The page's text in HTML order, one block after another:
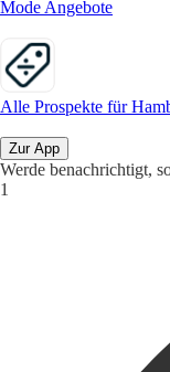
Mode Angebote
Alle Prospekte für
Zur App
Werde benachrichtigt,